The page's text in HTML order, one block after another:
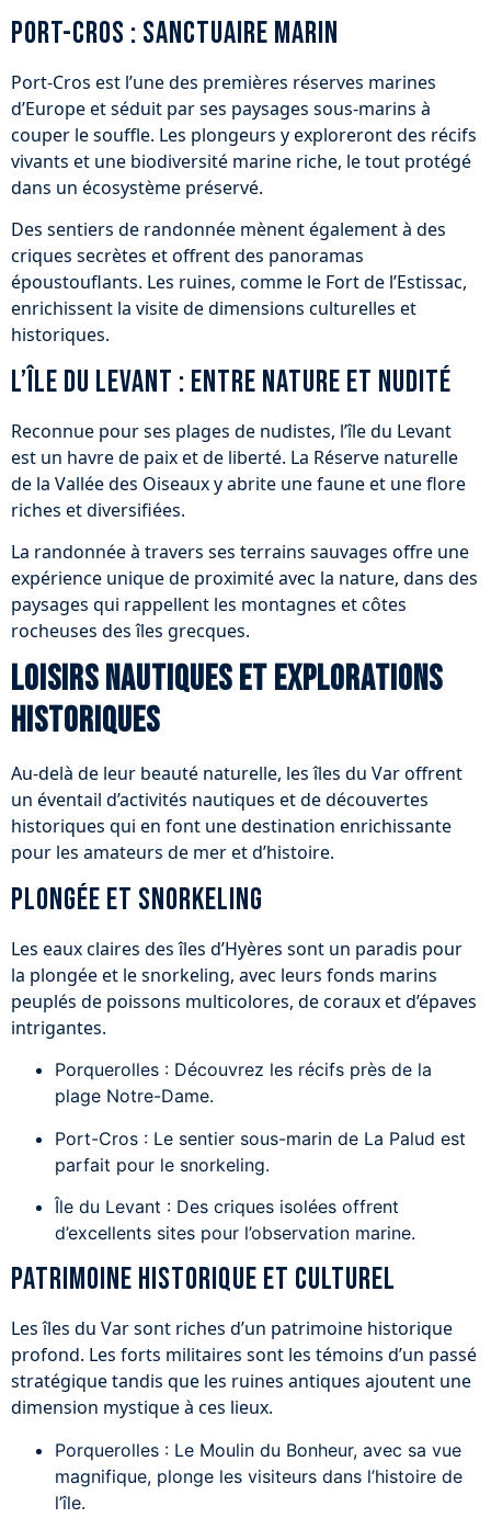
Port-Cros : sanctuaire marin
Port-Cros est l’une des premières réserves marines
d’Europe et séduit par ses paysages sous-marins à
couper le souffle. Les plongeurs y exploreront des récifs
vivants et une biodiversité marine riche, le tout protégé
dans un écosystème préservé.
Des sentiers de randonnée mènent également à des
criques secrètes et offrent des panoramas
époustouflants. Les ruines, comme le Fort de l’Estissac,
enrichissent la visite de dimensions culturelles et
historiques.
L’île du Levant : entre nature et nudité
Reconnue pour ses plages de nudistes, l’île du Levant
est un havre de paix et de liberté. La Réserve naturelle
de la Vallée des Oiseaux y abrite une faune et une flore
riches et diversifiées.
La randonnée à travers ses terrains sauvages offre une
expérience unique de proximité avec la nature, dans des
paysages qui rappellent les montagnes et côtes
rocheuses des îles grecques.
Loisirs nautiques et explorations
historiques
Au-delà de leur beauté naturelle, les îles du Var offrent
un éventail d’activités nautiques et de découvertes
historiques qui en font une destination enrichissante
pour les amateurs de mer et d’histoire.
Plongée et snorkeling
Les eaux claires des îles d’Hyères sont un paradis pour
la plongée et le snorkeling, avec leurs fonds marins
peuplés de poissons multicolores, de coraux et d’épaves
intrigantes.
Porquerolles : Découvrez les récifs près de la
plage Notre-Dame.
Port-Cros : Le sentier sous-marin de La Palud est
parfait pour le snorkeling.
Île du Levant : Des criques isolées offrent
d’excellents sites pour l’observation marine.
Patrimoine historique et culturel
Les îles du Var sont riches d’un patrimoine historique
profond. Les forts militaires sont les témoins d’un passé
stratégique tandis que les ruines antiques ajoutent une
dimension mystique à ces lieux.
Porquerolles : Le Moulin du Bonheur, avec sa vue
magnifique, plonge les visiteurs dans l’histoire de
l’île.